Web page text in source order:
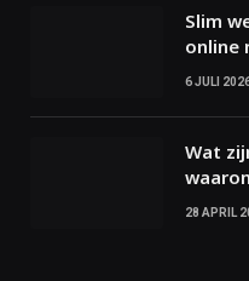
Slim
online
6 JULI
Wat
28 APRIL